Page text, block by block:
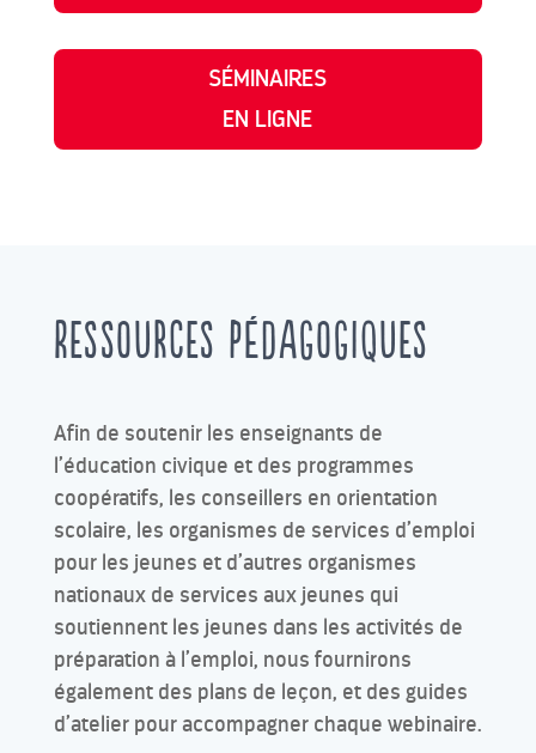
SÉMINAIRES
EN LIGNE
Ressources pédagogiques
Afin de soutenir les enseignants de
l’éducation civique et des programmes
coopératifs, les conseillers en orientation
scolaire, les organismes de services d’emploi
pour les jeunes et d’autres organismes
nationaux de services aux jeunes qui
soutiennent les jeunes dans les activités de
préparation à l’emploi, nous fournirons
également des plans de leçon, et des guides
d’atelier pour accompagner chaque webinaire.